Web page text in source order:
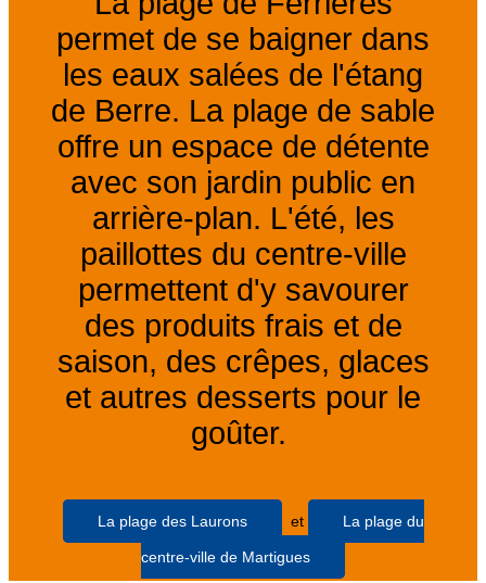
permet de se baigner dans
les eaux salées de l'étang
de Berre. La plage de sable
offre un espace de détente
avec son jardin public en
arrière-plan. L'été, les
paillottes du centre-ville
permettent d'y savourer
des produits frais et de
saison, des crêpes, glaces
et autres desserts pour le
goûter.
La plage des Laurons et La plage du
centre-ville de Martigues